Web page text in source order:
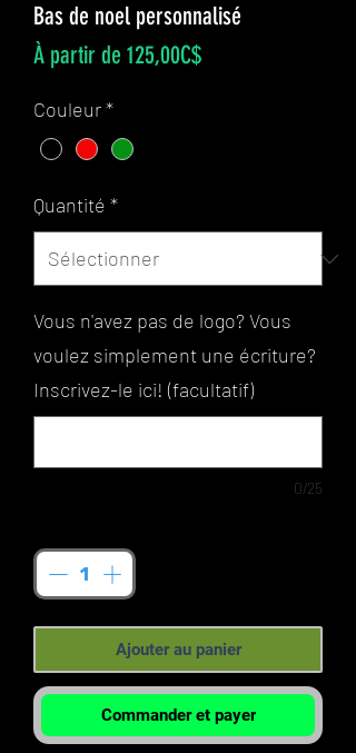
Bas de noel personnalisé
À partir de 125,00C$Prix
Couleur*
Quantité *
Vous n'avez pas de logo? Vous
voulez simplement une écriture?
Inscrivez-le ici! (facultatif)
0/25
Ajouter au panier
Commander et payer